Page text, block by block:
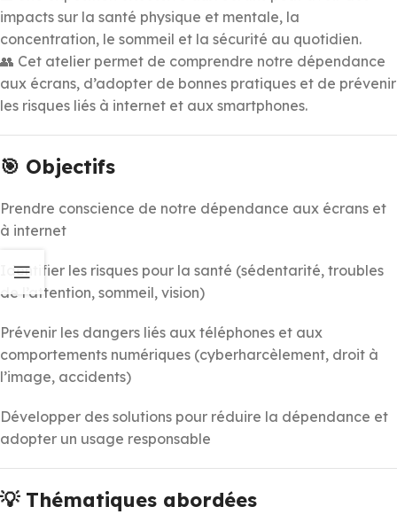
impacts sur la santé physique et mentale, la
concentration, le sommeil et la sécurité au quotidien.
👥 Cet atelier permet de comprendre notre dépendance
aux écrans, d’adopter de bonnes pratiques et de prévenir
les risques liés à internet et aux smartphones.
🎯 Objectifs
Prendre conscience de notre dépendance aux écrans et
à internet
Identifier les risques pour la santé (sédentarité, troubles
de l’attention, sommeil, vision)
Prévenir les dangers liés aux téléphones et aux
comportements numériques (cyberharcèlement, droit à
l’image, accidents)
Développer des solutions pour réduire la dépendance et
adopter un usage responsable
💡 Thématiques abordées